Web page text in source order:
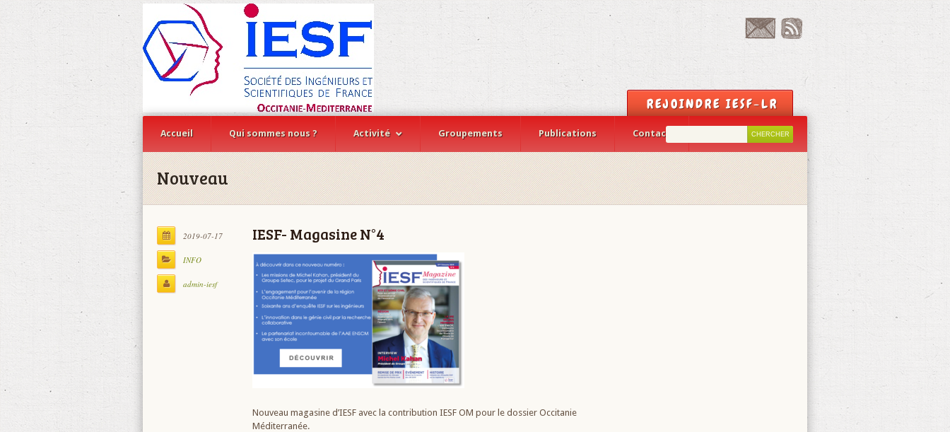
REJOINDRE IESF-LR
Accueil Qui sommes nous ? Activité Groupements Publications Contact
Nouveau
2019-07-17
INFO
admin-iesf
IESF- Magasine N°4
Nouveau magasine d’IESF avec la contribution IESF OM pour le dossier Occitanie
Méditerranée.